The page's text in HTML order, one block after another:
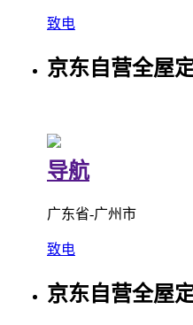
致电
京东自营全屋
导航
广东省-广州市
致电
京东自营全屋